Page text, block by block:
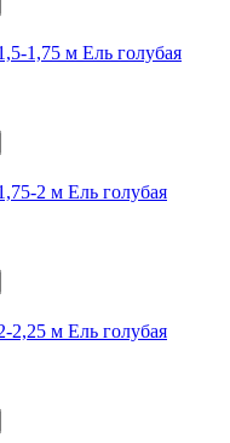
Ель голубая
Ель голубая
Ель голубая